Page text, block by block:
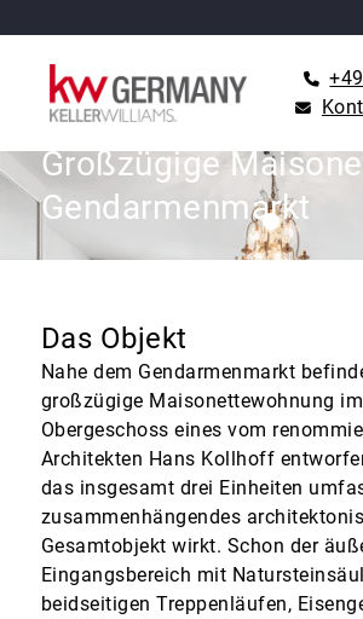
WOHNUNG ZU KAUFEN IN BERLIN
Großzügige
Gendarmenmarkt
Das Objekt
Nahe dem Gendarmenmarkt
großzügige Maisonettewohnung
Obergeschoss eines vom
Architekten Hans Kollhoff
das insgesamt drei Einheiten
zusammenhängendes
Gesamtobjekt wirkt. Schon der
Eingangsbereich mit
beidseitigen Treppenläufen,